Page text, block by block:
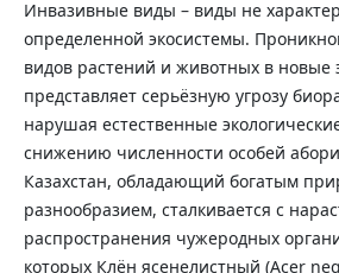
Инвазивные виды – виды не
определенной экосистемы.
видов растений и животных в новые
представляет серьёзную угрозу
нарушая естественные
снижению численности особей
Казахстан, обладающий богатым
разнообразием, сталкивается с
распространения чужеродных
которых Клён ясенелистный (Acer